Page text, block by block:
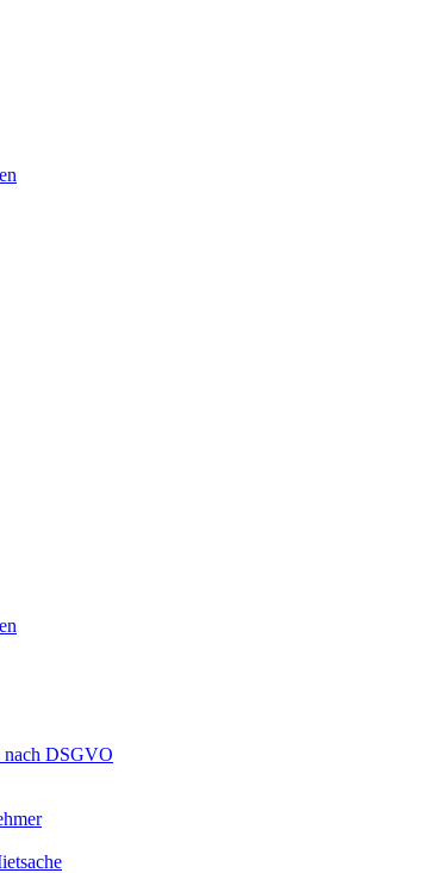
nach DSGVO